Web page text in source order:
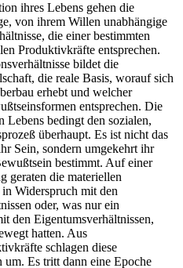
ihres Lebens gehen die
von ihrem Willen unabhängige
die einer bestimmten
Produktivkräfte entsprechen.
bildet die
die reale Basis, worauf sich
erhebt und welcher
entsprechen. Die
Lebens bedingt den sozialen,
überhaupt. Es ist nicht das
Sein, sondern umgekehrt ihr
bestimmt. Auf einer
geraten die materiellen
Widerspruch mit den
oder, was nur ein
den Eigentumsverhältnissen,
hatten. Aus
schlagen diese
um. Es tritt dann eine Epoche